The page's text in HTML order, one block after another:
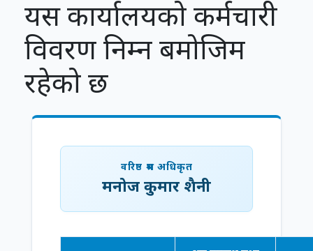
यस कार्यालयको कर्मचारी
विवरण निम्न बमोजिम
रहेको छ
वरिष्ठ श्रम अधिकृत
मनोज कुमार शैनी